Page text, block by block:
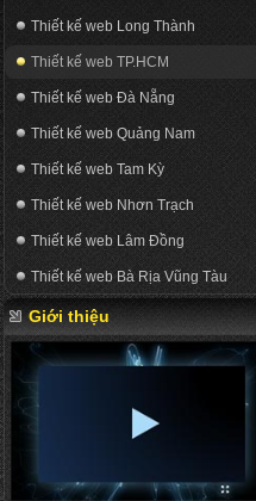
Thiết kế web Long Thành
Thiết kế web TP.HCM
Thiết kế web Đà Nẵng
Thiết kế web Quảng Nam
Thiết kế web Tam Kỳ
Thiết kế web Nhơn Trạch
Thiết kế web Lâm Đồng
Thiết kế web Bà Rịa Vũng Tàu
Giới thiệu